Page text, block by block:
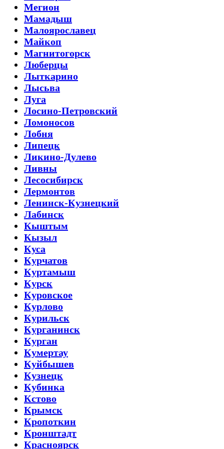
Мегион
Мамадыш
Малоярославец
Майкоп
Магнитогорск
Люберцы
Лыткарино
Лысьва
Луга
Лосино-Петровский
Ломоносов
Лобня
Липецк
Ликино-Дулево
Ливны
Лесосибирск
Лермонтов
Ленинск-Кузнецкий
Лабинск
Кыштым
Кызыл
Куса
Курчатов
Куртамыш
Курск
Куровское
Курлово
Курильск
Курганинск
Курган
Кумертау
Куйбышев
Кузнецк
Кубинка
Кстово
Крымск
Кропоткин
Кронштадт
Красноярск